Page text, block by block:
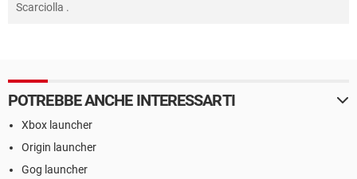
Scarciolla .
POTREBBE ANCHE INTERESSARTI
Xbox launcher
Origin launcher
Gog launcher